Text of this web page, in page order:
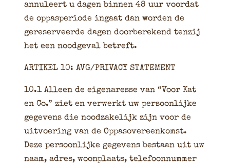
annuleert u dagen binnen 48 uur voordat
de oppasperiode ingaat dan worden de
gereserveerde dagen doorberekend tenzij
het een noodgeval betreft.
ARTIKEL 10: AVG/PRIVACY STATEMENT
10.1 Alleen de eigenaresse van “Voor Kat
en Co.” ziet en verwerkt uw persoonlijke
gegevens die noodzakelijk zijn voor de
uitvoering van de Oppasovereenkomst.
Deze persoonlijke gegevens bestaan uit uw
naam, adres, woonplaats, telefoonnummer